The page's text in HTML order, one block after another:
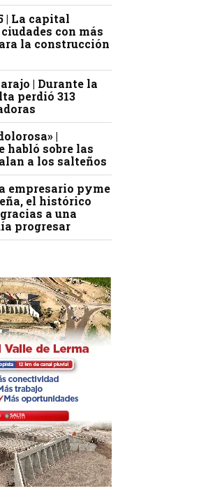
| La capital
con más
la construcción
| Durante la
perdió 313
|
habló sobre las
a los salteños
empresario pyme
el histórico
a una
progresar